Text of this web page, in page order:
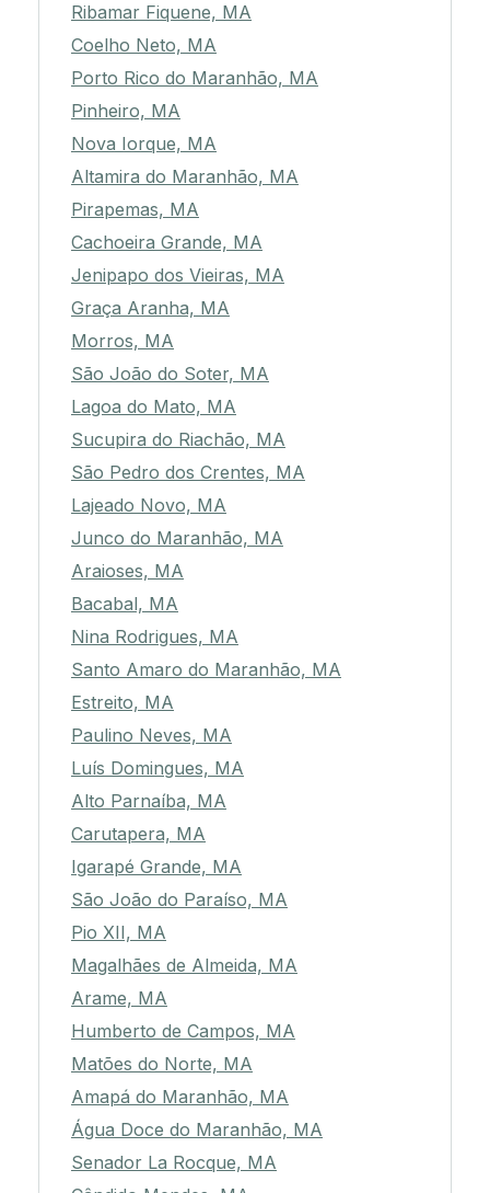
Ribamar Fiquene, MA
Coelho Neto, MA
Porto Rico do Maranhão, MA
Pinheiro, MA
Nova Iorque, MA
Altamira do Maranhão, MA
Pirapemas, MA
Cachoeira Grande, MA
Jenipapo dos Vieiras, MA
Graça Aranha, MA
Morros, MA
São João do Soter, MA
Lagoa do Mato, MA
Sucupira do Riachão, MA
São Pedro dos Crentes, MA
Lajeado Novo, MA
Junco do Maranhão, MA
Araioses, MA
Bacabal, MA
Nina Rodrigues, MA
Santo Amaro do Maranhão, MA
Estreito, MA
Paulino Neves, MA
Luís Domingues, MA
Alto Parnaíba, MA
Carutapera, MA
Igarapé Grande, MA
São João do Paraíso, MA
Pio XII, MA
Magalhães de Almeida, MA
Arame, MA
Humberto de Campos, MA
Matões do Norte, MA
Amapá do Maranhão, MA
Água Doce do Maranhão, MA
Senador La Rocque, MA